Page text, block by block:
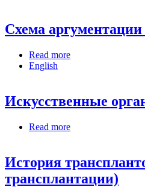
Схема
Read more
English
Искусственные
Read more
История
трансплантации)